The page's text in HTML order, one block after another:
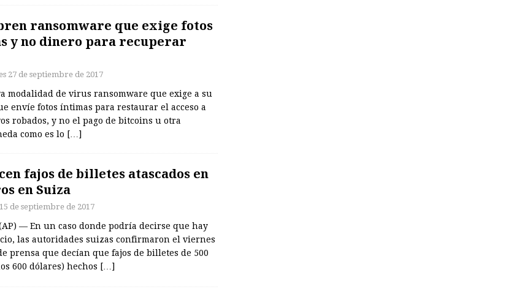
ransomware que exige fotos
y no dinero para recuperar
27 de septiembre de 2017
modalidad de virus ransomware que exige a su
envíe fotos íntimas para restaurar el acceso a
robados, y no el pago de bitcoins u otra
como es lo […]
fajos de billetes atascados en
en Suiza
de septiembre de 2017
(AP) — En un caso donde podría decirse que hay
las autoridades suizas confirmaron el viernes
prensa que decían que fajos de billetes de 500
600 dólares) hechos […]